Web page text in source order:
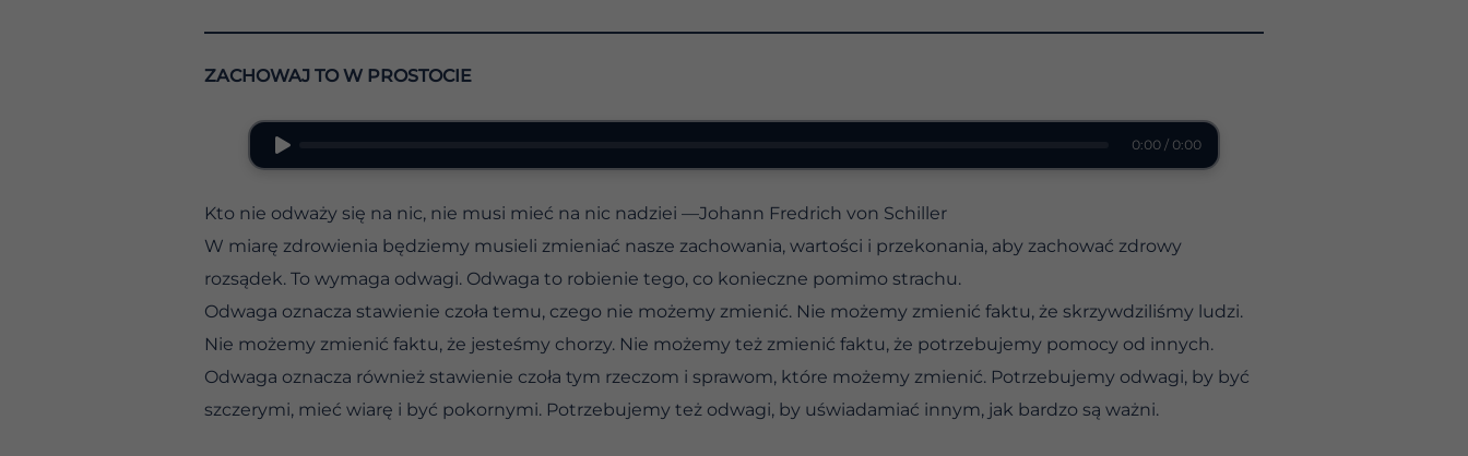
ZACHOWAJ TO W PROSTOCIE
0:00 / 0:00
Kto nie odważy się na nic, nie musi mieć na nic nadziei —Johann Fredrich von Schiller
W miarę zdrowienia będziemy musieli zmieniać nasze zachowania, wartości i przekonania, aby zachować zdrowy
rozsądek. To wymaga odwagi. Odwaga to robienie tego, co konieczne pomimo strachu.
Odwaga oznacza stawienie czoła temu, czego nie możemy zmienić. Nie możemy zmienić faktu, że skrzywdziliśmy ludzi.
Nie możemy zmienić faktu, że jesteśmy chorzy. Nie możemy też zmienić faktu, że potrzebujemy pomocy od innych.
Odwaga oznacza również stawienie czoła tym rzeczom i sprawom, które możemy zmienić. Potrzebujemy odwagi, by być
szczerymi, mieć wiarę i być pokornymi. Potrzebujemy też odwagi, by uświadamiać innym, jak bardzo są ważni.